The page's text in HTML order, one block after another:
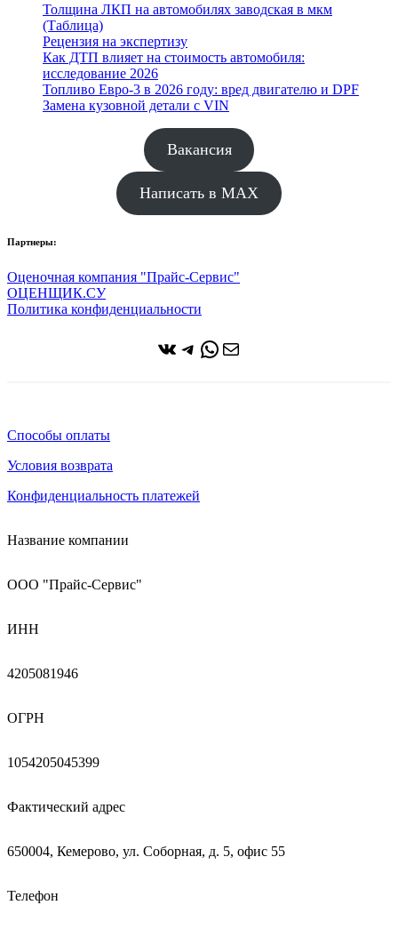
Толщина ЛКП на автомобилях заводская в мкм
(Таблица)
Рецензия на экспертизу
Как ДТП влияет на стоимость автомобиля:
исследование 2026
Топливо Евро-3 в 2026 году: вред двигателю и DPF
Замена кузовной детали с VIN
Вакансия
Написать в MAX
Партнеры:
Оценочная компания "Прайс-Сервис"
ОЦЕНЩИК.СУ
Политика конфиденциальности
ВКонтакте
Telegram
WhatsApp
Почта
Способы оплаты
Условия возврата
Конфиденциальность платежей
Название компании
ООО "Прайс-Сервис"
ИНН
4205081946
ОГРН
1054205045399
Фактический адрес
650004, Кемерово, ул. Соборная, д. 5, офис 55
Телефон